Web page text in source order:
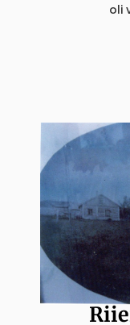
oli